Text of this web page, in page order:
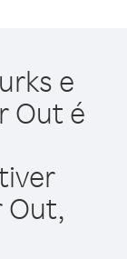
e
Out é
Out,